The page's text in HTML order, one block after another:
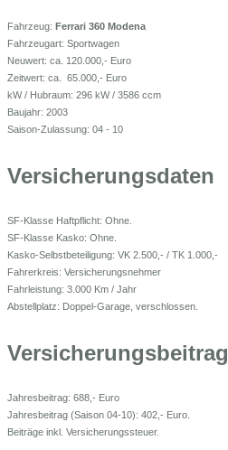
Fahrzeug: Ferrari 360 Modena
Fahrzeugart: Sportwagen
Neuwert: ca. 120.000,- Euro
Zeitwert: ca. 65.000,- Euro
kW / Hubraum: 296 kW / 3586 ccm
Baujahr: 2003
Saison-Zulassung: 04 - 10
Versicherungsdaten
SF-Klasse Haftpflicht: Ohne.
SF-Klasse Kasko: Ohne.
Kasko-Selbstbeteiligung: VK 2.500,- / TK 1.000,-
Fahrerkreis: Versicherungsnehmer
Fahrleistung: 3.000 Km / Jahr
Abstellplatz: Doppel-Garage, verschlossen.
Versicherungsbeitrag
Jahresbeitrag: 688,- Euro
Jahresbeitrag (Saison 04-10): 402,- Euro.
Beiträge inkl. Versicherungssteuer.